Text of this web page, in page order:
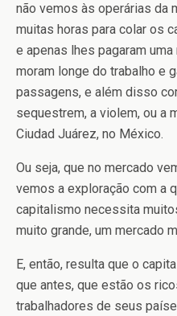
não vemos às operárias da
muitas horas para colar os
e apenas lhes pagaram
moram longe do trabalho e
passagens, e além disso
sequestrem, a violem, ou a
Ciudad Juárez, no México.
Ou seja, que no mercado
vemos a exploração com a
capitalismo necessita
muito grande, um mercado
E, então, resulta que o
que antes, que estão os
trabalhadores de seus